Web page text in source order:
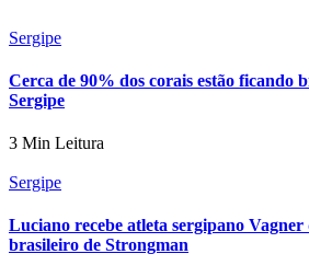
Sergipe
Cerca de 90% dos corais estão ficando
Sergipe
3 Min Leitura
Sergipe
Luciano recebe atleta sergipano Vagner
brasileiro de Strongman